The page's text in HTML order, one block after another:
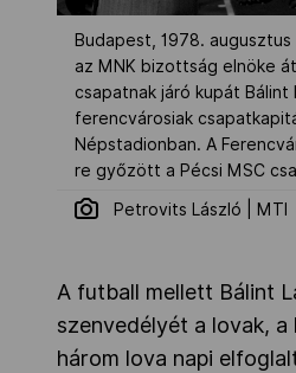
Budapest, 1978. augusztus
az MNK bizottság elnöke
csapatnak járó kupát Bálint
ferencvárosiak
Népstadionban. A
re győzött a Pécsi MSC
Petrovits László | MTI
A futball mellett Bálint
szenvedélyét a lovak, a
három lova napi